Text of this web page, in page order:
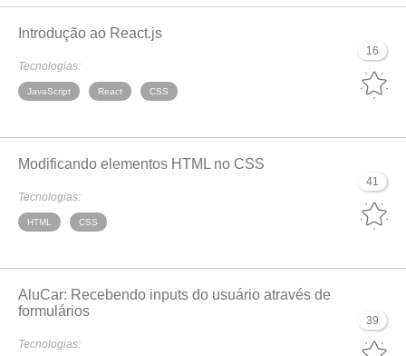
16
Introdução ao React.js
Tecnologias:
JavaScript React CSS
41
Modificando elementos HTML no CSS
Tecnologias:
HTML CSS
39
AluCar: Recebendo inputs do usuário através de
formulários
Tecnologias: